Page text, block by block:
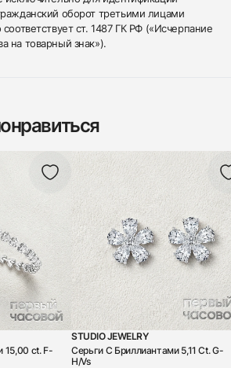
оборот третьими лицами
ст. 1487 ГК РФ («Исчерпание
на товарный знак»).
15,00 ct. F-
STUDIO JEWELRY
Серьги С Бриллиантами 5,11 Ct. G-
H/Vs